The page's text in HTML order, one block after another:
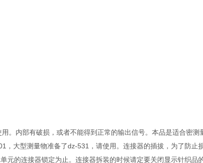
。内部有破损，或者不能得到正常的输出信号。本品是适合密测
，大型测量物准备了dz-531，请使用。连接器的插拔，为了防止
元的连接器锁定为止。连接器拆装的时候请定要关闭显示针织品